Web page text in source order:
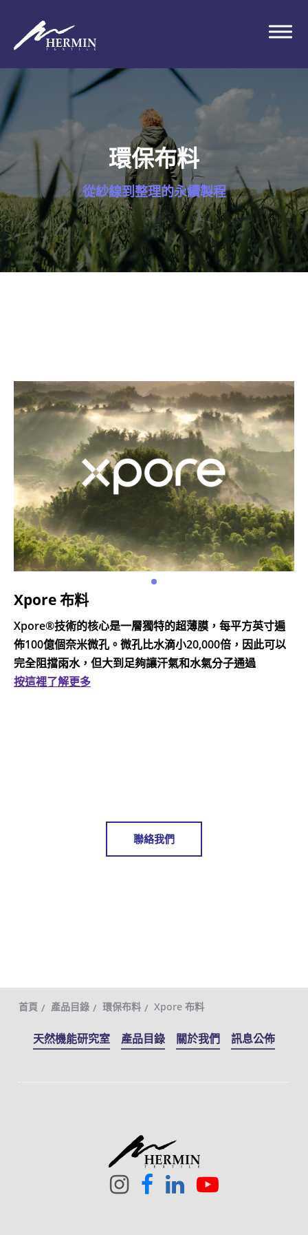
環保布料
從紗線到整理的永續製程
Xpore 布料
Xpore®技術的核心是一層獨特的超薄膜，每平方英寸遍
佈100億個奈米微孔。微孔比水滴小20,000倍，因此可以
完全阻擋雨水，但大到足夠讓汗氣和水氣分子通過
按這裡了解更多
聯絡我們
首頁 產品目錄 環保布料 Xpore 布料
天然機能研究室 產品目錄 關於我們 訊息公佈